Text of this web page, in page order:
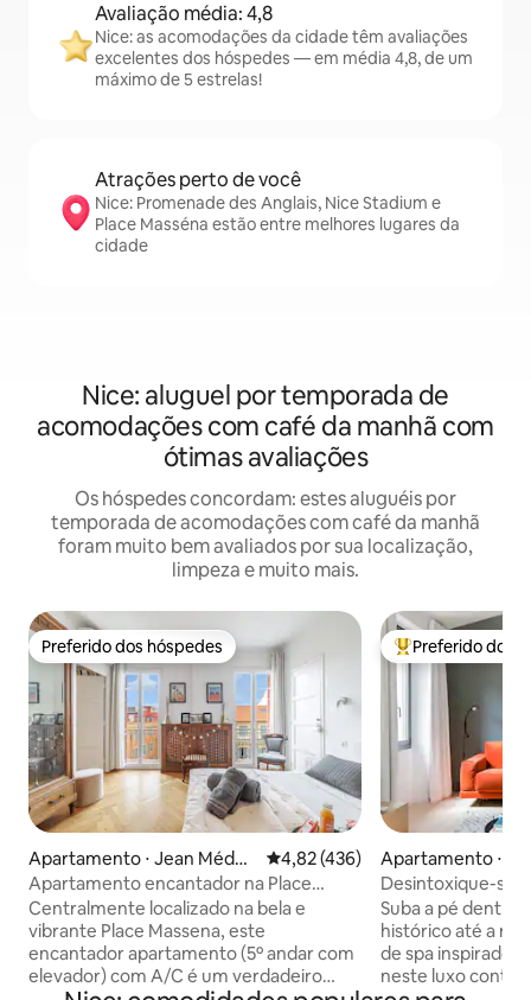
Avaliação média: 4,8
Nice: as acomodações da cidade têm avaliações
excelentes dos hóspedes — em média 4,8, de um
máximo de 5 estrelas!
Atrações perto de você
Nice: Promenade des Anglais, Nice Stadium e
Place Masséna estão entre melhores lugares da
cidade
Nice: aluguel por temporada de
acomodações com café da manhã com
ótimas avaliações
Os hóspedes concordam: estes aluguéis por
temporada de acomodações com café da manhã
foram muito bem avaliados por sua localização,
limpeza e muito mais.
Preferido dos hóspedes
Preferido dos hóspedes
Apartamento ⋅ Jean Médec
in
4,82 de uma avaliação média de
4,82 (436)
Apartamento encantador na Place
Masséna
Centralmente localizado na bela e
vibrante Place Massena, este
encantador apartamento (5º andar com
elevador) com A/C é um verdadeiro
Entre os
Preferido dos
Apartamento ⋅
Desintoxique-se
em uma casa
Casa Dum e spa
Suba a pé dentro
histórico até a
de spa inspirado
neste luxo